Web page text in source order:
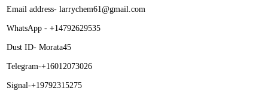
Email address- larrychem61@gmail.com
WhatsApp - +14792629535
Dust ID- Morata45
Telegram-+16012073026
Signal-+19792315275